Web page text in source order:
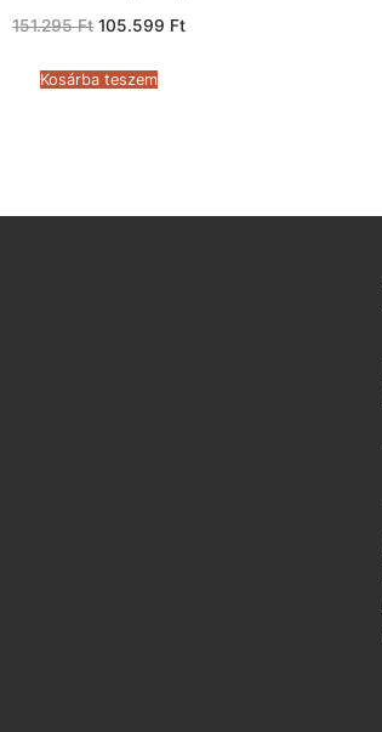
151.295Ft Original
151.295 Ft.
105.599 FtCurrent
Kosárba teszem